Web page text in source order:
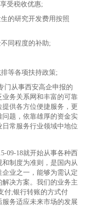
受税收优惠;
的研究开发费用按照
同程度的补助;
等各项扶持政策;
门从事西安高企申报的
务关系网和丰富的可靠
供各方位便捷服务，更
题，依靠雄厚的资金实
常服务行业领域中地位
09-18就开始从事各种西
制度为准则，是国内从
业之一，能够为需认定
决方案。我们的业务主
付;银行转账的方式付
务适应未来市场的发展